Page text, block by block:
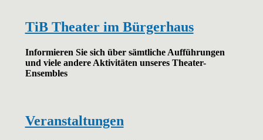
TiB Theater im Bürgerhaus
Informieren Sie sich über sämtliche Aufführungen
und viele andere Aktivitäten unseres Theater-
Ensembles
Veranstaltungen